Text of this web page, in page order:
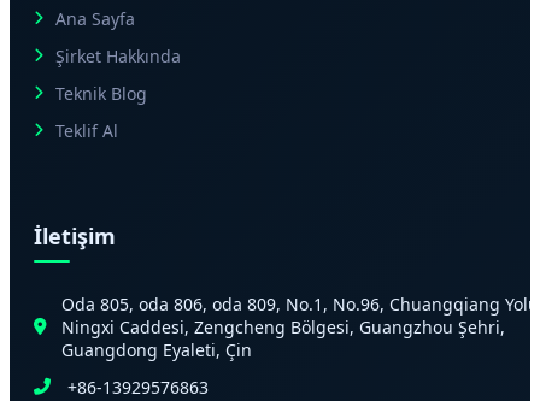
Ana Sayfa
Şirket Hakkında
Teknik Blog
Teklif Al
İletişim
Oda 805, oda 806, oda 809, No.1, No.96, Chuangqiang
Ningxi Caddesi, Zengcheng Bölgesi, Guangzhou Şehri,
Guangdong Eyaleti, Çin
+86-13929576863